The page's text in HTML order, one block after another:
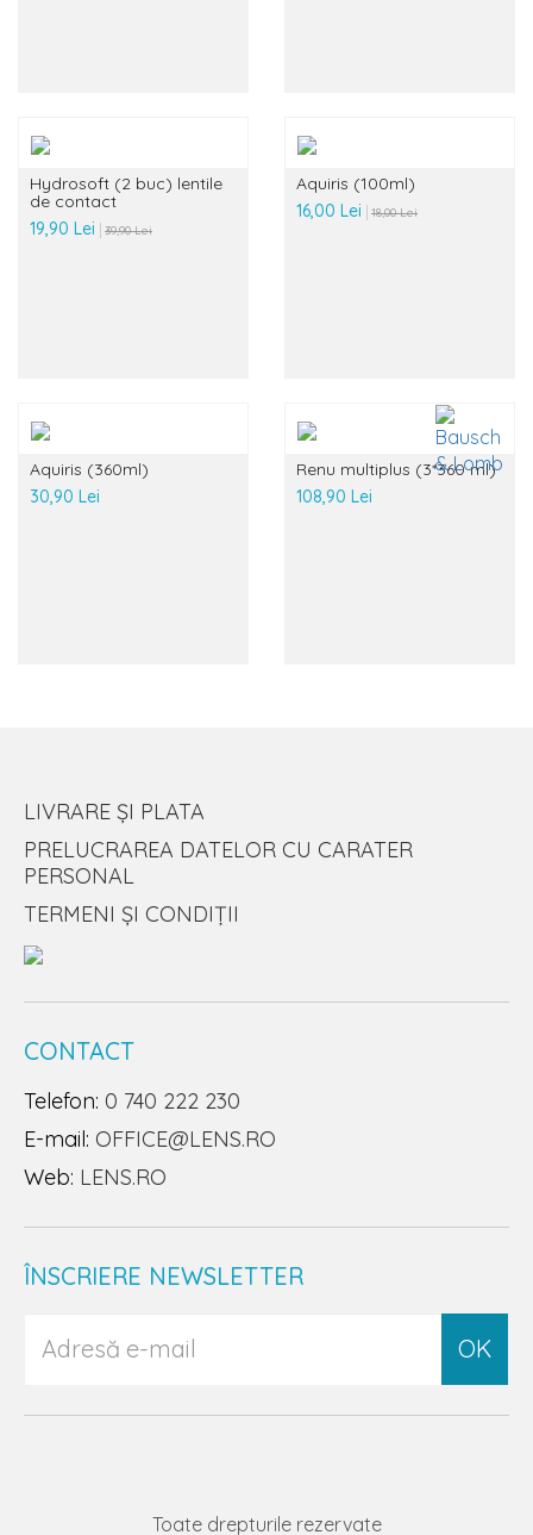
Hydrosoft (2 buc) lentile
de contact
19,90 Lei
39,90 Lei
Aquiris (100ml)
16,00 Lei
18,00 Lei
Aquiris (360ml)
30,90 Lei
Renu multiplus (3*360 ml)
108,90 Lei
LIVRARE ȘI PLATA
PRELUCRAREA DATELOR CU CARATER
PERSONAL
TERMENI ȘI CONDIȚII
CONTACT
Telefon: 0 740 222 230
E-mail: OFFICE@LENS.RO
Web: LENS.RO
ÎNSCRIERE NEWSLETTER
OK
Toate drepturile rezervate